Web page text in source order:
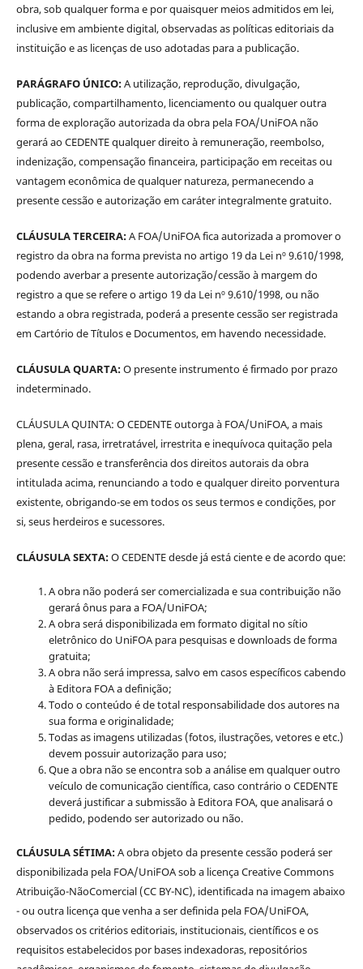
obra, sob qualquer forma e por quaisquer meios admitidos em lei,
inclusive em ambiente digital, observadas as políticas editoriais da
instituição e as licenças de uso adotadas para a publicação.
PARÁGRAFO ÚNICO:A utilização, reprodução, divulgação,
publicação, compartilhamento, licenciamento ou qualquer outra
forma de exploração autorizada da obra pela FOA/UniFOA não
gerará ao CEDENTE qualquer direito à remuneração, reembolso,
indenização, compensação financeira, participação em receitas ou
vantagem econômica de qualquer natureza, permanecendo a
presente cessão e autorização em caráter integralmente gratuito.
CLÁUSULA TERCEIRA:A FOA/UniFOA fica autorizada a promover o
registro da obra na forma prevista no artigo 19 da Lei nº 9.610/1998,
podendo averbar a presente autorização/cessão à margem do
registro a que se refere o artigo 19 da Lei nº 9.610/1998, ou não
estando a obra registrada, poderá a presente cessão ser registrada
em Cartório de Títulos e Documentos, em havendo necessidade.
CLÁUSULA QUARTA:O presente instrumento é firmado por prazo
indeterminado.
CLÁUSULA QUINTA: O CEDENTE outorga à FOA/UniFOA, a mais
plena, geral, rasa, irretratável, irrestrita e inequívoca quitação pela
presente cessão e transferência dos direitos autorais da obra
intitulada acima, renunciando a todo e qualquer direito porventura
existente, obrigando-se em todos os seus termos e condições, por
si, seus herdeiros e sucessores.
CLÁUSULA SEXTA:O CEDENTE desde já está ciente e de acordo que:
A obra não poderá ser comercializada e sua contribuição não
gerará ônus para a FOA/UniFOA;
A obra será disponibilizada em formato digital no sítio
eletrônico do UniFOA para pesquisas e downloads de forma
gratuita;
A obra não será impressa, salvo em casos específicos cabendo
à Editora FOA a definição;
Todo o conteúdo é de total responsabilidade dos autores na
sua forma e originalidade;
Todas as imagens utilizadas (fotos, ilustrações, vetores e etc.)
devem possuir autorização para uso;
Que a obra não se encontra sob a análise em qualquer outro
veículo de comunicação científica, caso contrário o CEDENTE
deverá justificar a submissão à Editora FOA, que analisará o
pedido, podendo ser autorizado ou não.
CLÁUSULA SÉTIMA:A obra objeto da presente cessão poderá ser
disponibilizada pela FOA/UniFOA sob a licença Creative Commons
Atribuição-NãoComercial (CC BY-NC), identificada na imagem abaixo
- ou outra licença que venha a ser definida pela FOA/UniFOA,
observados os critérios editoriais, institucionais, científicos e os
requisitos estabelecidos por bases indexadoras, repositórios